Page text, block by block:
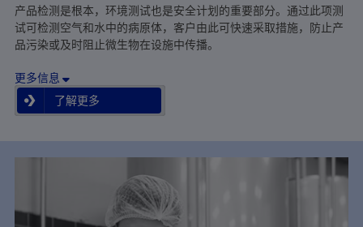
产品检测是根本，环境测试也是安全计划的重要部分。通过此项测
试可检测空气和水中的病原体，客户由此可快速采取措施，防止产
品污染或及时阻止微生物在设施中传播。
更多信息
了解更多